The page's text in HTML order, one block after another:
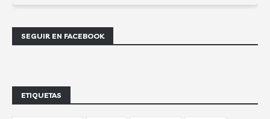
SEGUIR EN FACEBOOK
ETIQUETAS